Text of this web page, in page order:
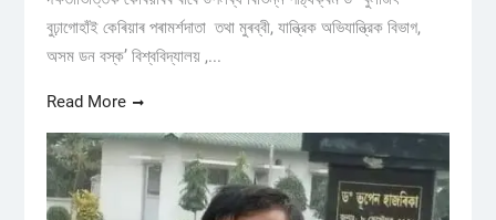
বুঢ়াগোহাঁই কেৰিয়াৰ পৰামৰ্শদাতা তথা মুৰব্বী, যান্ত্রিক অভিযান্ত্রিক বিভাগ,
অসম ডন বস্ক’ বিশ্ববিদ্যালয় ,...
Read More